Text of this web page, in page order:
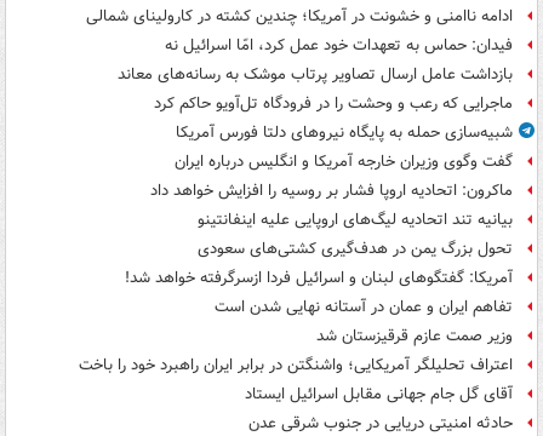
ادامه ناامنی و خشونت در آمریکا؛ چندین کشته در کارولینای شمالی
فیدان: حماس به تعهدات خود عمل کرد، امّا اسرائیل نه
بازداشت عامل ارسال تصاویر پرتاب موشک به رسانه‌های معاند
ماجرایی که رعب و وحشت را در فرودگاه تل‌آویو حاکم کرد
شبیه‌سازی حمله به پایگاه نیروهای دلتا فورس آمریکا
گفت وگوی وزیران خارجه آمریکا و انگلیس درباره ایران
ماکرون: اتحادیه اروپا فشار بر روسیه را افزایش خواهد داد
بیانیه تند اتحادیه لیگ‌های اروپایی علیه اینفانتینو
تحول بزرگ یمن در هدف‌گیری کشتی‌های سعودی
آمریکا: گفتگوهای لبنان و اسرائیل فردا ازسرگرفته خواهد شد!
تفاهم ایران و عمان در آستانه نهایی شدن است
وزیر صمت عازم قرقیزستان شد
اعتراف تحلیلگر آمریکایی؛ واشنگتن در برابر ایران راهبرد خود را باخت
آقای گل جام جهانی مقابل اسرائیل ایستاد
حادثه امنیتی دریایی در جنوب شرقی عدن